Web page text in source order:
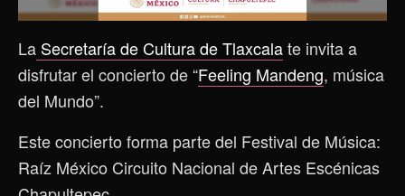
La Secretaría de Cultura de Tlaxcalate invita a
disfrutar el concierto de “Feeling Mandeng, música
del Mundo”.
Este concierto forma parte del Festival de Música:
Raíz México Circuito Nacional de Artes Escénicas